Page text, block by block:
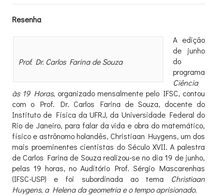
Resenha
Prof. Dr. Carlos Farina de Souza
A edição
de junho
do
programa
Ciência
às 19 Horas, organizado mensalmente pelo IFSC, contou
com o Prof. Dr. Carlos Farina de Souza, docente do
Instituto de Física da UFRJ, da Universidade Federal do
Rio de Janeiro, para falar da vida e obra do matemático,
físico e astrônomo holandês, Christiaan Huygens, um dos
mais proeminentes cientistas do Século XVII. A palestra
de Carlos Farina de Souza realizou-se no dia 19 de junho,
pelas 19 horas, no Auditório Prof. Sérgio Mascarenhas
(IFSC-USP) e foi subordinada ao tema Christiaan
Huygens, a Helena da geometria e o tempo aprisionado.